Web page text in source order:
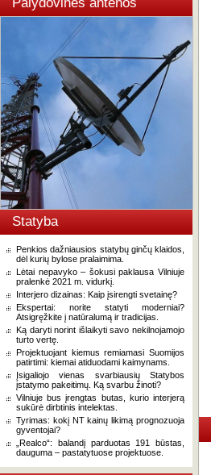
Statyba
Penkios dažniausios statybų ginčų klaidos,
dėl kurių bylose pralaimima.
Lėtai nepavyko – šokusi paklausa Vilniuje
pralenkė 2021 m. vidurkį.
Interjero dizainas: Kaip įsirengti svetainę?
Ekspertai: norite statyti moderniai?
Atsigręžkite į natūralumą ir tradicijas.
Ką daryti norint išlaikyti savo nekilnojamojo
turto vertę.
Projektuojant kiemus remiamasi Suomijos
patirtimi: kiemai atiduodami kaimynams.
Įsigaliojo vienas svarbiausių Statybos
įstatymo pakeitimų. Ką svarbu žinoti?
Vilniuje bus įrengtas butas, kurio interjerą
sukūrė dirbtinis intelektas.
Tyrimas: kokį NT kainų likimą prognozuoja
gyventojai?
„Realco“: balandį parduotas 191 būstas,
dauguma – pastatytuose projektuose.